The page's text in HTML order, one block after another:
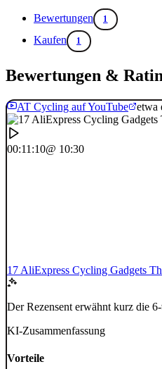
Bewertungen 1
Kaufen 1
Bewertungen &
AT Cycling auf YouTube etwa
00:11:10@ 10:30
17 AliExpress Cycling Gadgets
Der Rezensent erwähnt kurz die
KI-Zusammenfassung
Vorteile